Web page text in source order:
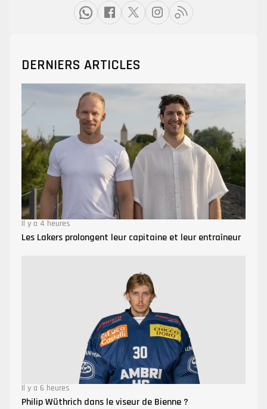
DERNIERS ARTICLES
Il y a 4 heures
Les Lakers prolongent leur capitaine et leur entraîneur
Il y a 6 heures
Philip Wüthrich dans le viseur de Bienne ?